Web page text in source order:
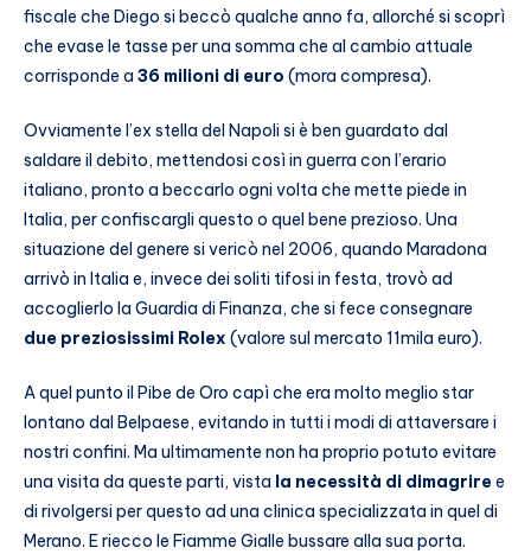
fiscale che Diego si beccò qualche anno fa, allorché si scoprì
che evase le tasse per una somma che al cambio attuale
corrisponde a 36 milioni di euro (mora compresa).
Ovviamente l’ex stella del Napoli si è ben guardato dal
saldare il debito, mettendosi così in guerra con l’erario
italiano, pronto a beccarlo ogni volta che mette piede in
Italia, per confiscargli questo o quel bene prezioso. Una
situazione del genere si vericò nel 2006, quando Maradona
arrivò in Italia e, invece dei soliti tifosi in festa, trovò ad
accoglierlo la Guardia di Finanza, che si fece consegnare
due preziosissimi Rolex (valore sul mercato 11mila euro).
A quel punto il Pibe de Oro capì che era molto meglio star
lontano dal Belpaese, evitando in tutti i modi di attaversare i
nostri confini. Ma ultimamente non ha proprio potuto evitare
una visita da queste parti, vista la necessità di dimagriree
di rivolgersi per questo ad una clinica specializzata in quel di
Merano. E riecco le Fiamme Gialle bussare alla sua porta.